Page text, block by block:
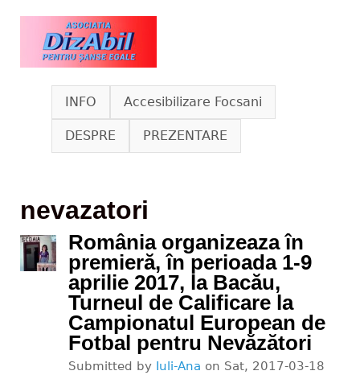
Skip to main content
www.dizabil.eu
INFO Accesibilizare Focsani
DESPRE PREZENTARE
nevazatori
România organizeaza în
premieră, în perioada 1-9
aprilie 2017, la Bacău,
Turneul de Calificare la
Campionatul European de
Fotbal pentru Nevăzători
Submitted by Iuli-Ana on Sat, 2017-03-18